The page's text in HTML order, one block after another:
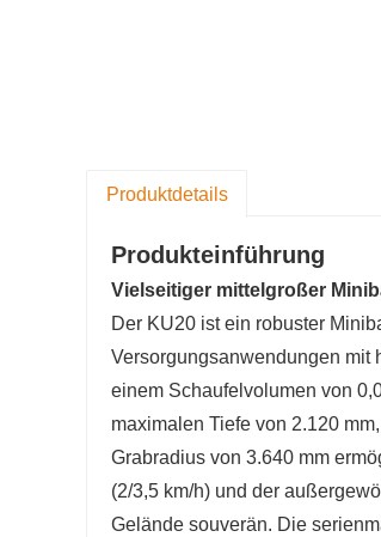
Produktdetails
Produkteinführung
Vielseitiger mittelgroßer
Der KU20 ist ein robuster
Versorgungsanwendungen mit
einem Schaufelvolumen von
maximalen Tiefe von 2.120
Grabradius von 3.640 mm
(2/3,5 km/h) und der
Gelände souverän. Die